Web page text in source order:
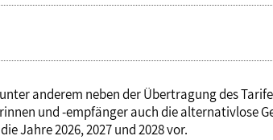
anderem neben der Übertragung des
und -empfänger auch die alternativlose
Jahre 2026, 2027 und 2028 vor.